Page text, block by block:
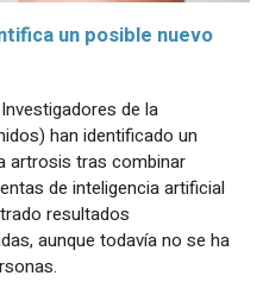
un posible nuevo
de la
han identificado un
artrosis tras combinar
de inteligencia artificial
resultados
aunque todavía no se ha